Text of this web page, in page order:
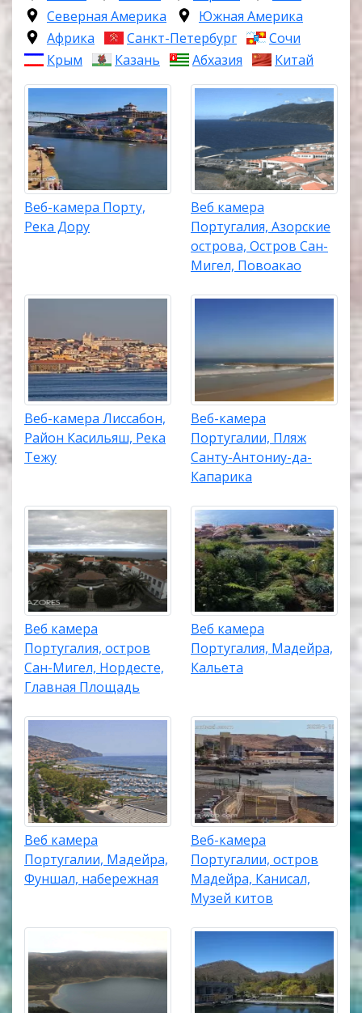
Северная Америка
Южная Америка
Африка
Санкт-Петербург
Сочи
Крым
Казань Абхазия Китай
Веб-камера Порту,
Река Дору
Веб камера
Португалия, Азорские
острова, Остров Сан-
Мигел, Повоакао
Веб-камера Лиссабон,
Район Касильяш, Река
Тежу
Веб-камера
Португалии, Пляж
Санту-Антониу-да-
Капарика
Веб камера
Португалия, остров
Сан-Мигел, Нордесте,
Главная Площадь
Веб камера
Португалия, Мадейра,
Кальета
Веб камера
Португалии, Мадейра,
Фуншал, набережная
Веб-камера
Португалии, остров
Мадейра, Канисал,
Музей китов